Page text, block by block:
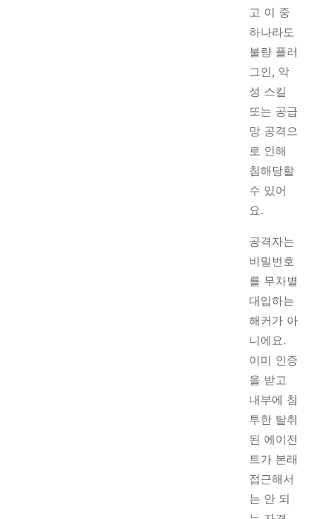
고 이 중
하나라도
불량 플러
그인, 악
성 스킬
또는 공급
망 공격으
로 인해
침해당할
수 있어
요.
공격자는
비밀번호
를 무차별
대입하는
해커가 아
니에요.
이미 인증
을 받고
내부에 침
투한 탈취
된 에이전
트가 본래
접근해서
는 안 되